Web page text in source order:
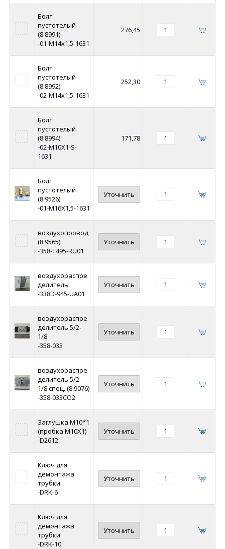
Болт
пустотелый
(8.8991)
-01-М14х1,5-1631
276,45
Болт
пустотелый
(8.8992)
-02-М14х1,5-1631
252,30
Болт
пустотелый
(8.8994)
-02-М10Х1-S-
1631
171,78
Болт
пустотелый
(8.9526)
-01-М16Х1,5-1631
Уточнить
воздухопровод
(8.9565)
-358-Т495-RU01
Уточнить
воздухораспре
делитель
-338D-945-UA01
Уточнить
воздухораспре
делитель 5/2-
1/8
-358-033
Уточнить
воздухораспре
делитель 5/2-
1/8 спец. (8.9076)
-358-033СО2
Уточнить
Заглушка М10*1
(пробка М10Х1)
-D2612
Уточнить
Ключ для
демонтажа
трубки
-DRK-6
Уточнить
Ключ для
демонтажа
трубки
-DRK-10
Уточнить